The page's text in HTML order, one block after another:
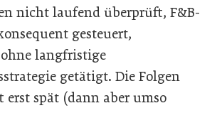
nicht laufend überprüft, F&B-
gesteuert,
langfristige
getätigt. Die Folgen
erst spät (dann aber umso